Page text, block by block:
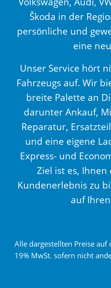
Škoda in der
persönliche und
eine
Unser Service hört
Fahrzeugs auf. Wir
breite Palette an
darunter Ankauf,
Reparatur,
und eine eigene
Express- und
Ziel ist es, Ihnen
Kundenerlebnis zu
auf
Alle dargestellten Preise auf
19% MwSt. sofern nicht